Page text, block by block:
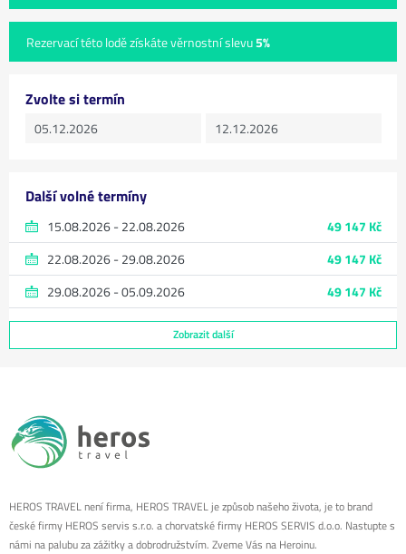
Rezervací této lodě získáte věrnostní slevu5%
Zvolte si termín
Další volné termíny
15.08.2026 - 22.08.2026
49 147 Kč
22.08.2026 - 29.08.2026
49 147 Kč
29.08.2026 - 05.09.2026
49 147 Kč
Zobrazit další
HEROS TRAVEL není firma, HEROS TRAVEL je způsob našeho života, je to brand
české firmy HEROS servis s.r.o. a chorvatské firmy HEROS SERVIS d.o.o. Nastupte s
námi na palubu za zážitky a dobrodružstvím. Zveme Vás na Heroinu.